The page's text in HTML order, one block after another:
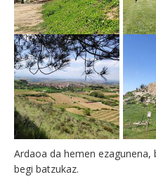
Ardaoa da hemen ezagunena,
begi batzukaz.